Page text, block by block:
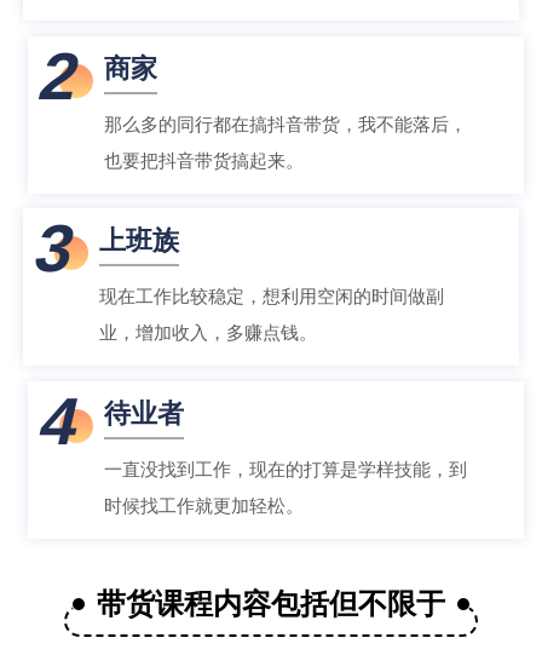
2 商家
那么多的同行都在搞抖音带货，我不能落后，
也要把抖音带货搞起来。
3 上班族
现在工作比较稳定，想利用空闲的时间做副
业，增加收入，多赚点钱。
4 待业者
一直没找到工作，现在的打算是学样技能，到
时候找工作就更加轻松。
带货课程内容包括但不限于